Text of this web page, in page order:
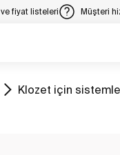
fiyat listeleri Müşteri
Tüm
Klozet için